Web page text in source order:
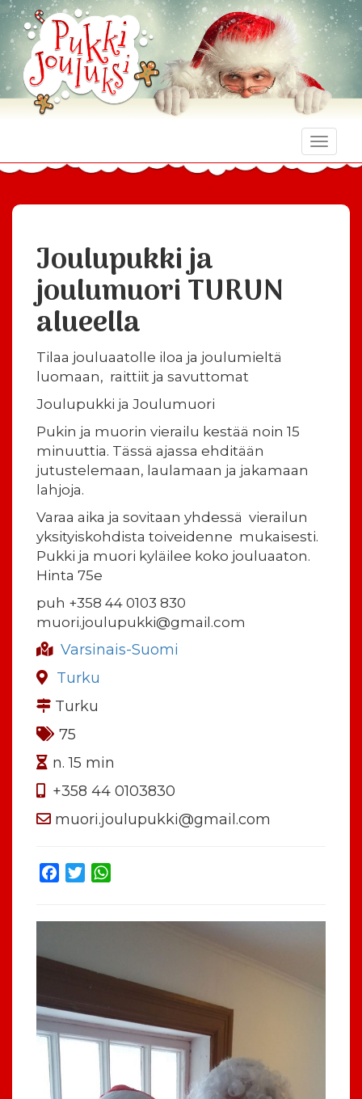
Toggle
Joulupukki ja
joulumuori TURUN
alueella
Tilaa jouluaatolle iloa ja joulumieltä
luomaan, raittiit ja savuttomat
Joulupukki ja Joulumuori
Pukin ja muorin vierailu kestää noin 15
minuuttia. Tässä ajassa ehditään
jutustelemaan, laulamaan ja jakamaan
lahjoja.
Varaa aika ja sovitaan yhdessä vierailun
yksityiskohdista toiveidenne mukaisesti.
Pukki ja muori kyläilee koko jouluaaton.
Hinta 75e
puh +358 44 0103 830
muori.joulupukki@gmail.com
Varsinais-Suomi
Turku
Turku
75
n. 15 min
+358 44 0103830
muori.joulupukki@gmail.com
Facebook
Twitter